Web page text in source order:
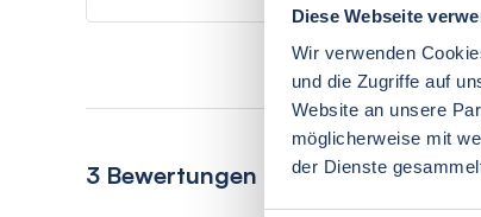
Diese Webseite
Wir verwenden
und die Zugriffe auf
Website an unsere
möglicherweise mit
der Dienste
3 Bewertungen